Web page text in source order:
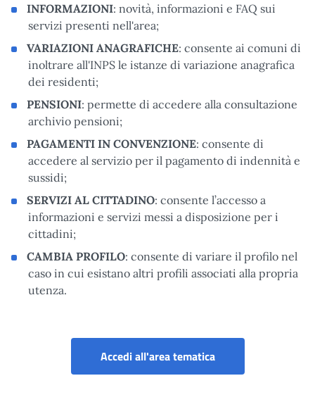
INFORMAZIONI: novità, informazioni e FAQ sui
servizi presenti nell'area;
VARIAZIONI ANAGRAFICHE: consente ai comuni di
inoltrare all'INPS le istanze di variazione anagrafica
dei residenti;
PENSIONI: permette di accedere alla consultazione
archivio pensioni;
PAGAMENTI IN CONVENZIONE: consente di
accedere al servizio per il pagamento di indennità e
sussidi;
SERVIZI AL CITTADINO: consente l’accesso a
informazioni e servizi messi a disposizione per i
cittadini;
CAMBIA PROFILO: consente di variare il profilo nel
caso in cui esistano altri profili associati alla propria
utenza.
Accedi all'area tematicaPortale INPS e